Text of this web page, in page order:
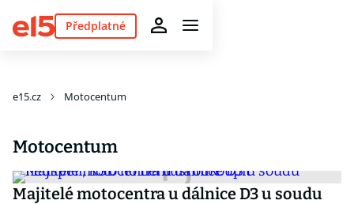
Předplatné
e15.cz Motocentum
Motocentum
Majitelé motocentra u dálnice D3 u soudu